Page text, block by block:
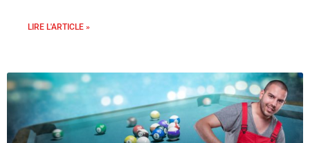
LIRE L'ARTICLE »